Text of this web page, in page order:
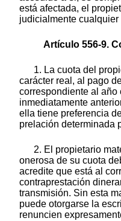
está afectada, el
judicialmente cualquier
Artículo 556-9.
1. La cuota del
carácter real, al pago
correspondiente al año
inmediatamente
ella tiene preferencia
prelación determinada
2. El propietario
onerosa de su cuota
acredite que está al
contraprestación
transmisión. Sin esta
puede otorgarse la
renuncien